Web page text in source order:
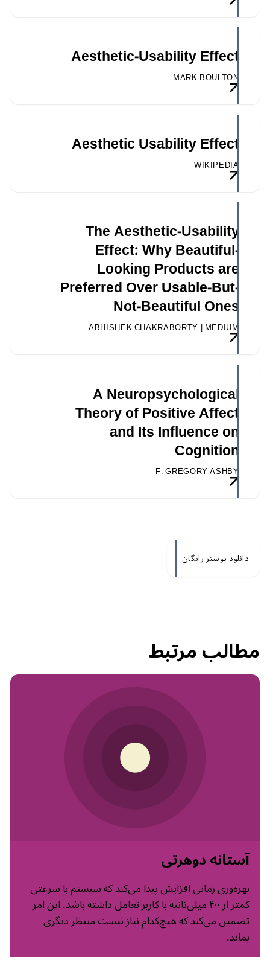
Aesthetic-Usability Effect
MARK BOULTON
Aesthetic Usability Effect
WIKIPEDIA
The Aesthetic-Usability
Effect: Why Beautiful-
Looking Products are
Preferred Over Usable-But-
Not-Beautiful Ones
ABHISHEK CHAKRABORTY | MEDIUM
A Neuropsychological
Theory of Positive Affect
and Its Influence on
Cognition
F. GREGORY ASHBY
دانلود پوستر رایگان
مطالب مرتبط
آستانه دوهرتی
بهره‌وری زمانی افزایش پیدا می‌کند که سیستم با سرعتی
کمتر از ۴۰۰ میلی‌ثانیه با کاربر تعامل داشته باشد. این امر
تضمین می‌کند که هیچ‌کدام نیاز نیست منتظر دیگری
بماند.